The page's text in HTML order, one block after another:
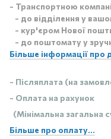
- Транспортною
- до відділення у
- кур'єром Нової
- до поштомату у
Більше інформації про
- Післяплата (на
- Оплата на рахунок
(Мінімальна загальна
Більше про оплату...